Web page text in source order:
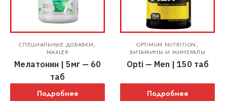
СПЕЦИАЛЬНЫЕ ДОБАВКИ,
MAXLER
Мелатонин | 5мг — 60
таб
Подробнее
OPTIMUM NUTRITION,
ВИТАМИНЫ И МИНЕРАЛЫ
Opti — Men | 150 таб
Подробнее